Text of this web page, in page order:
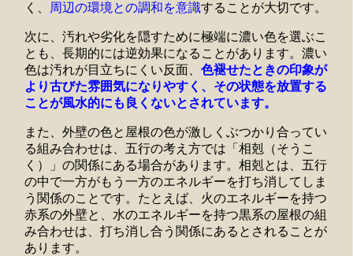
く、
周辺の環境との調和を意識することが大切です。
次に、汚れや劣化を隠すために極端に濃い色を選ぶこ
とも、長期的には逆効果になることがあります。濃い
色は汚れが目立ちにくい反面、 色褪せたときの印象が
より古びた雰囲気になりやすく、その状態を放置する
ことが風水的にも良くないとされています。
また、外壁の色と屋根の色が激しくぶつかり合ってい
る組み合わせは、五行の考え方では「相剋（そうこ
く）」の関係にある場合があります。相剋とは、五行
の中で一方がもう一方のエネルギーを打ち消してしま
う関係のことです。たとえば、火のエネルギーを持つ
赤系の外壁と、水のエネルギーを持つ黒系の屋根の組
み合わせは、打ち消し合う関係にあるとされることが
あります。